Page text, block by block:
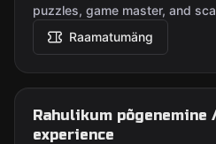
puzzles, game master, and
Raamatumäng
Rahulikum põgenemine
experience